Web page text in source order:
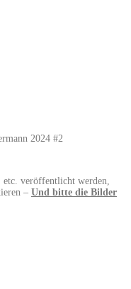
2024 #2
veröffentlicht werden,
– Und bitte die Bilder